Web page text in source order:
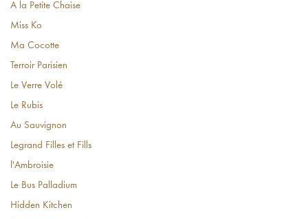
A la Petite Chaise
Miss Ko
Ma Cocotte
Terroir Parisien
Le Verre Volé
Le Rubis
Au Sauvignon
Legrand Filles et Fills
l'Ambroisie
Le Bus Palladium
Hidden Kitchen